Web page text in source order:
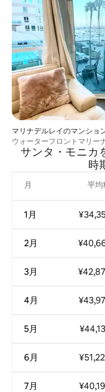
マリナデルレイのマンショ
ウォーターフロントマリー
まで徒歩すぐ
サンタ・モニカ
時⁠
月
1月
2月
3月
4月
5月
6月
7月
平均